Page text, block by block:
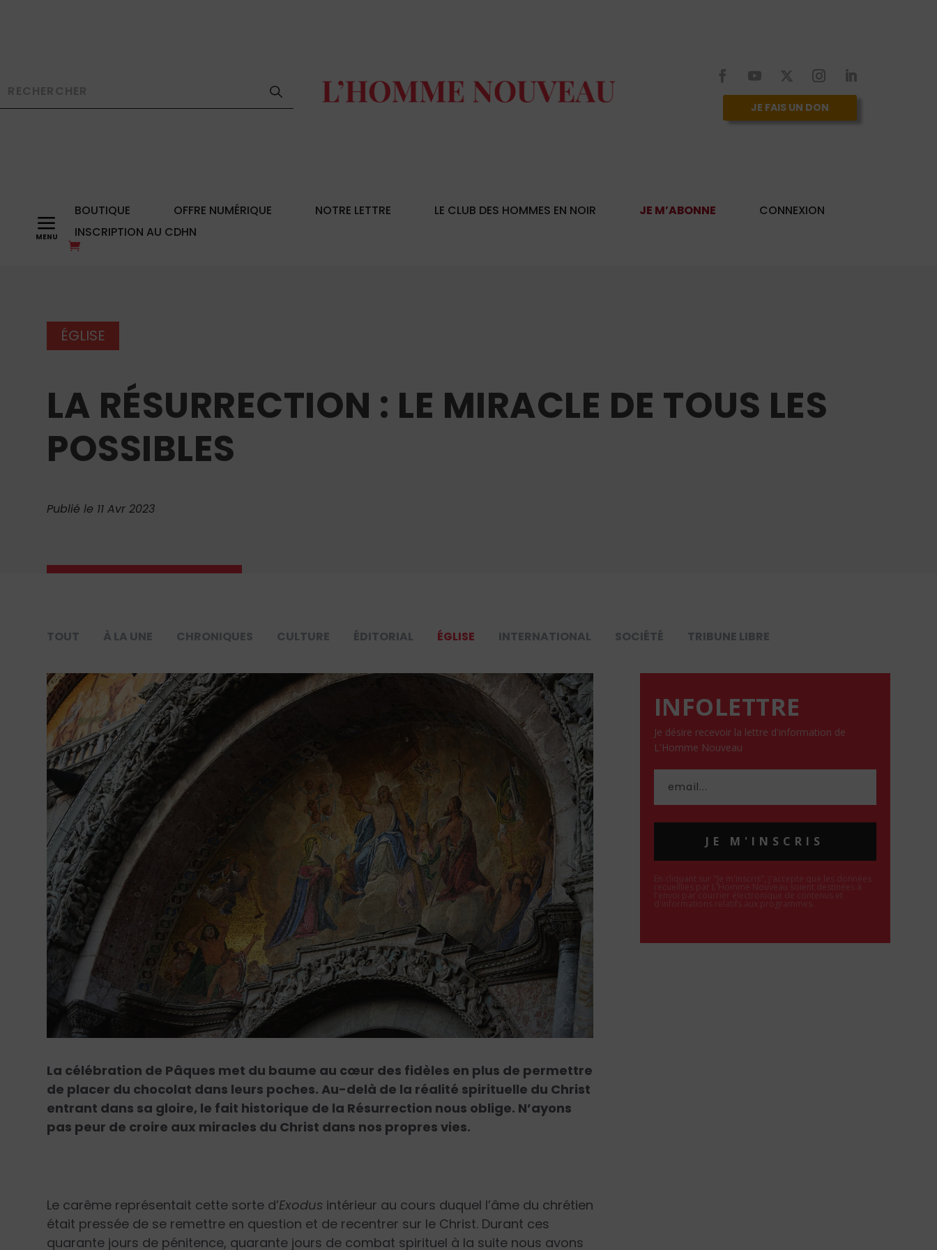
JE FAIS UN DON
a BOUTIQUE OFFRE NUMÉRIQUE NOTRE LETTRE LE CLUB DES HOMMES EN NOIR JE M’ABONNE
CONNEXION
INSCRIPTION AU CDHN
ÉGLISE
LA RÉSURRECTION : LE MIRACLE DE TOUS LES
POSSIBLES
Publié le 11 Avr 2023
TOUT À LA UNE CHRONIQUES CULTURE ÉDITORIAL ÉGLISE INTERNATIONAL SOCIÉTÉ TRIBUNE LIBRE
La célébration de Pâques met du baume au cœur des fidèles en plus de permettre
de placer du chocolat dans leurs poches. Au-delà de la réalité spirituelle du Christ
entrant dans sa gloire, le fait historique de la Résurrection nous oblige. N’ayons
pas peur de croire aux miracles du Christ dans nos propres vies.
Le carême représentait cette sorte d’Exodus intérieur au cours duquel l’âme du chrétien
était pressée de se remettre en question et de recentrer sur le Christ. Durant ces
quarante jours de pénitence, quarante jours de combat spirituel à la suite nous avons
INFOLETTRE
Je désire recevoir la lettre d'information de
L'Homme Nouveau
JE M'INSCRIS
En cliquant sur "Je m'inscris", j'accepte que les données
recueillies par L'Homme Nouveau soient destinées à
l'envoi par courrier électronique de contenus et
d'informations relatifs aux programmes.